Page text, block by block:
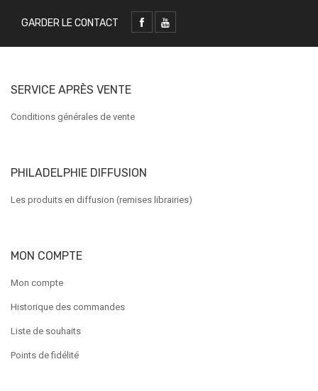
GARDER LE CONTACT
SERVICE APRÈS VENTE
Conditions générales de vente
PHILADELPHIE DIFFUSION
Les produits en diffusion (remises librairies)
MON COMPTE
Mon compte
Historique des commandes
Liste de souhaits
Points de fidélité